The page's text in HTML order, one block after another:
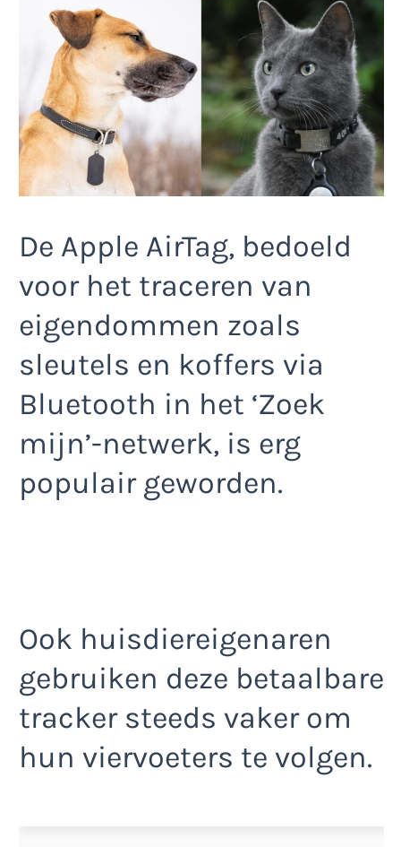
De Apple AirTag, bedoeld
voor het traceren van
eigendommen zoals
sleutels en koffers via
Bluetooth in het ‘Zoek
mijn’-netwerk, is erg
populair geworden.
Ook huisdiereigenaren
gebruiken deze betaalbare
tracker steeds vaker om
hun viervoeters te volgen.